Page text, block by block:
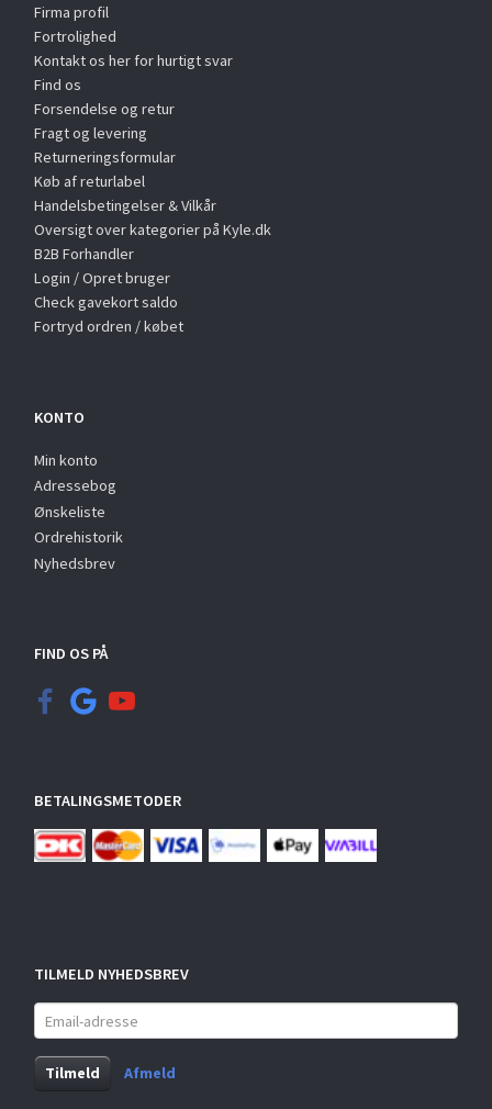
Firma profil
Fortrolighed
Kontakt os her for hurtigt svar
Find os
Forsendelse og retur
Fragt og levering
Returneringsformular
Køb af returlabel
Handelsbetingelser & Vilkår
Oversigt over kategorier på Kyle.dk
B2B Forhandler
Login / Opret bruger
Check gavekort saldo
Fortryd ordren / købet
KONTO
Min konto
Adressebog
Ønskeliste
Ordrehistorik
Nyhedsbrev
FIND OS PÅ
BETALINGSMETODER
TILMELD NYHEDSBREV
Email-
adresse
Tilmeld
Afmeld